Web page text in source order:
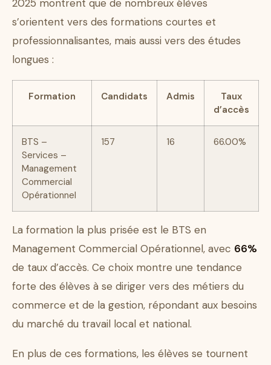
2025 montrent que de nombreux élèves
s’orientent vers des formations courtes et
professionnalisantes, mais aussi vers des études
longues :
Formation Candidats Admis
Taux
d’accès
BTS –
Services –
Management
Commercial
Opérationnel
157 16 66.00%
La formation la plus prisée est le BTS en
Management Commercial Opérationnel, avec 66%
de taux d’accès. Ce choix montre une tendance
forte des élèves à se diriger vers des métiers du
commerce et de la gestion, répondant aux besoins
du marché du travail local et national.
En plus de ces formations, les élèves se tournent